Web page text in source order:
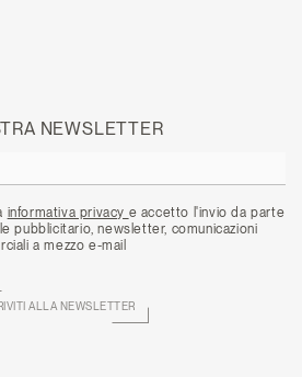
NEWSLETTER
informativa privacy e accetto l'invio da parte
pubblicitario, newsletter, comunicazioni
a mezzo e-mail
ALLA NEWSLETTER